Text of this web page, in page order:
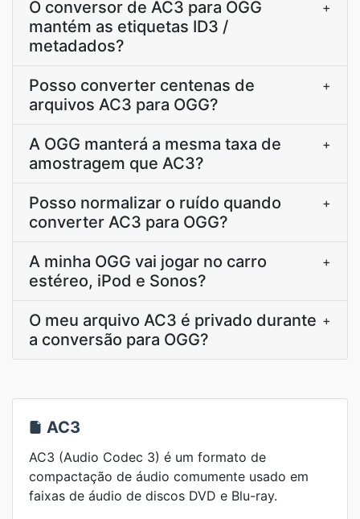
O conversor de AC3 para OGG
mantém as etiquetas ID3 /
metadados?
+
Posso converter centenas de
arquivos AC3 para OGG?
+
A OGG manterá a mesma taxa de
amostragem que AC3?
+
Posso normalizar o ruído quando
converter AC3 para OGG?
+
A minha OGG vai jogar no carro
estéreo, iPod e Sonos?
+
O meu arquivo AC3 é privado durante
a conversão para OGG?
+
AC3
AC3 (Audio Codec 3) é um formato de
compactação de áudio comumente usado em
faixas de áudio de discos DVD e Blu-ray.